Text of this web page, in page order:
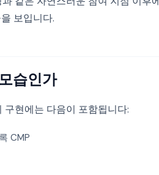
보입니다.
습인가
현에는 다음이 포함됩니다:
CMP